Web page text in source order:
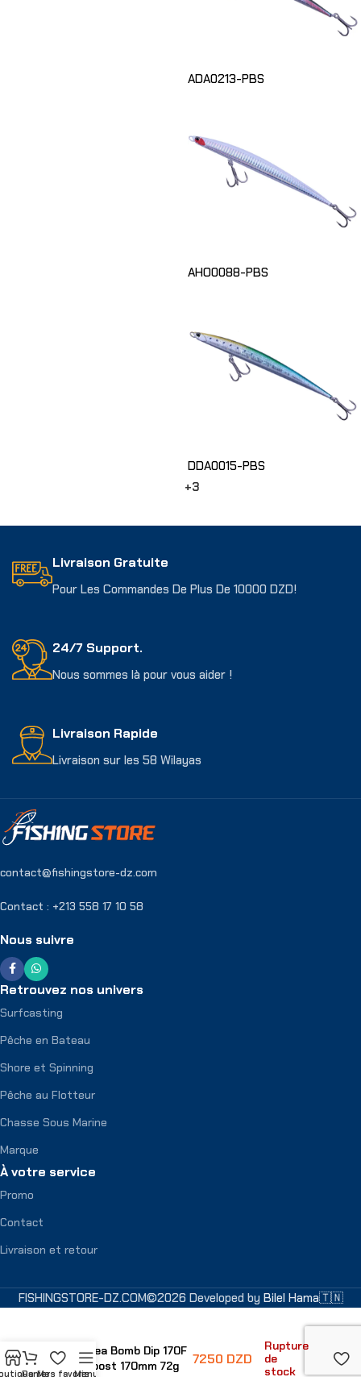
ADA0213-PBS
AHO0088-PBS
DDA0015-PBS
+3
Livraison Gratuite
Pour Les Commandes De Plus De 10000 DZD!
24/7 Support.
Nous sommes là pour vous aider !
Livraison Rapide
Livraison sur les 58 Wilayas
contact@fishingstore-dz.com
Contact : +213 558 17 10 58
Nous suivre
Retrouvez nos univers
Surfcasting
Pêche en Bateau
Shore et Spinning
Pêche au Flotteur
Chasse Sous Marine
Marque
À votre service
Promo
Contact
Livraison et retour
FISHINGSTORE-DZ.COM©2026 Developed by Bilel Hama🇹🇳
PanierMes favoris
Menu
Lure Ocea Bomb Dip 170F
Flash Boost 170mm 72g
7250 DZD
Rupture
de
stock